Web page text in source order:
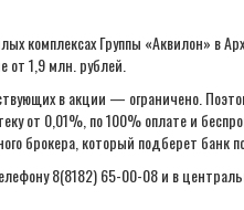
комплексах Группы «Аквилон» в
от 1,9 млн. рублей.
в акции — ограничено.
от 0,01%, по 100% оплате и
брокера, который подберет банк
8(8182) 65-00-08 и в